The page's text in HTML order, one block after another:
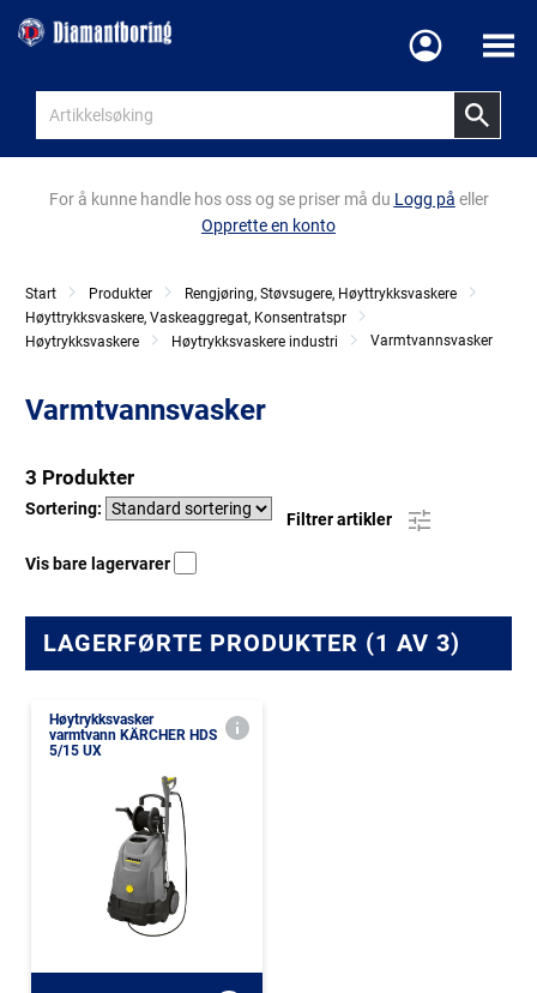
Meny
For å kunne handle hos oss og se priser må du Logg på eller
Opprette en konto
Start Produkter
Rengjøring, Støvsugere, Høyttrykksvaskere
Høyttrykksvaskere, Vaskeaggregat, Konsentratspr
Høytrykksvaskere
Høytrykksvaskere industri Varmtvannsvasker
Varmtvannsvasker
3 Produkter
Sortering:
Filtrer artikler
Vis bare lagervarer
LAGERFØRTE PRODUKTER (1 AV 3)
Høytrykksvasker
varmtvann KÄRCHER HDS
5/15 UX